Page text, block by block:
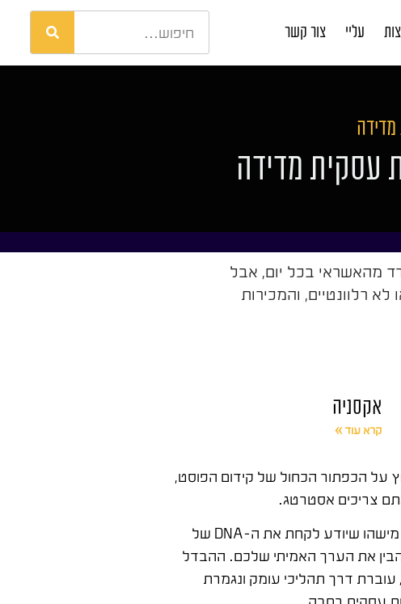
עליי צור קשר
עסקית מדידה
מהאשראי בכל יום, אבל
רלוונטיים, והמכירות
אקסניה
קרא עוד »
על הכפתור הכחול של קידום הפוסט,
צריכים אסטרטג.
אתם חייבים מישהו שרואה את התמונה המלאה, שמבין איך לחבר בין המותג שלכם לבין הקהל שבצד השני של המסך. מישהו שיודע לקחת את ה-DNA של
את הערך האמיתי שלכם. ההבדל
דרך תהליכי עומק ונגמרת